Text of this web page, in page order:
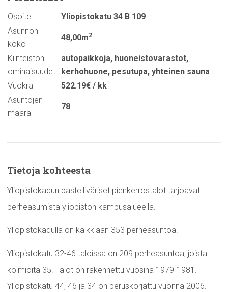
Osoite
Yliopistokatu 34 B 109
Asunnon
koko
48,00m2
Kiinteistön
ominaisuudet
autopaikkoja, huoneistovarastot,
kerhohuone, pesutupa, yhteinen sauna
Vuokra
522.19€ / kk
Asuntojen
määrä
78
Tietoja kohteesta
Yliopistokadun pastelliväriset pienkerrostalot tarjoavat
perheasumista yliopiston kampusalueella.
Yliopistokadulla on kaikkiaan 353 perheasuntoa.
Yliopistokatu 32-46 taloissa on 209 perheasuntoa, joista
kolmioita 35. Talot on rakennettu vuosina 1979-1981.
Yliopistokatu 44, 46 ja 34 on peruskorjattu vuonna 2006.